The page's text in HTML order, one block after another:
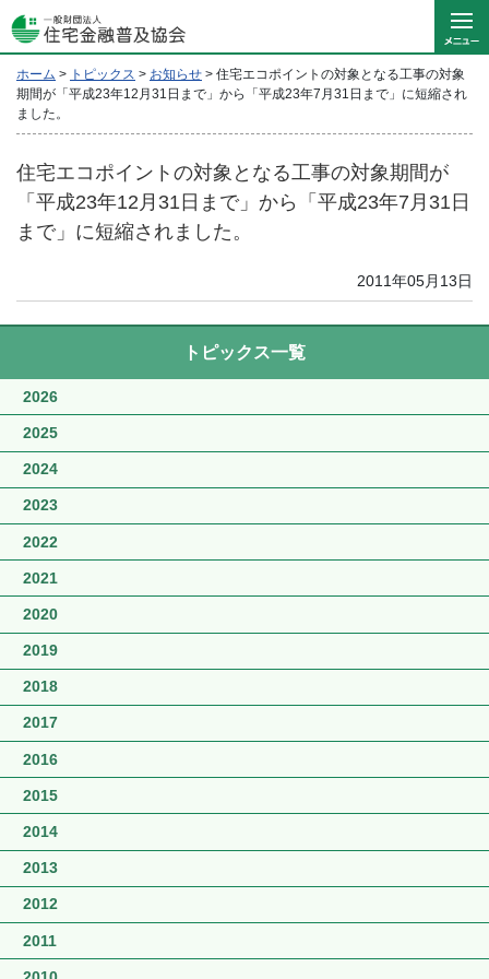
ホーム > トピックス > お知らせ > 住宅エコポイントの対象となる工事の対象
期間が「平成23年12月31日まで」から「平成23年7月31日まで」に短縮され
ました。
住宅エコポイントの対象となる工事の対象期間が
「平成23年12月31日まで」から「平成23年7月31日
まで」に短縮されました。
2011年05月13日
トピックス一覧
2026
2025
2024
2023
2022
2021
2020
2019
2018
2017
2016
2015
2014
2013
2012
2011